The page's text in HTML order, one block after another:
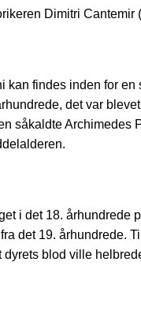
Dimitri Cantemir
findes inden for
det var
såkaldte
i det 18.
det 19. århundrede.
blod ville